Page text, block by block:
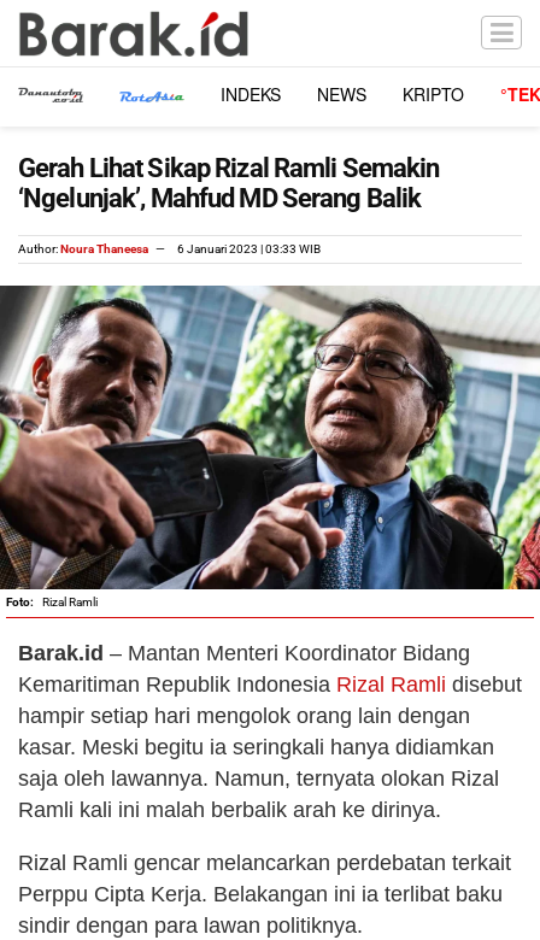
INDEKS NEWS KRIPTO
Gerah Lihat Sikap Rizal Ramli Semakin
‘Ngelunjak’, Mahfud MD Serang Balik
Author:Noura Thaneesa 6 Januari 2023 | 03:33 WIB
Rizal Ramli
Barak.id – Mantan Menteri Koordinator Bidang
Kemaritiman Republik Indonesia Rizal Ramli disebut
hampir setiap hari mengolok orang lain dengan
kasar. Meski begitu ia seringkali hanya didiamkan
saja oleh lawannya. Namun, ternyata olokan Rizal
Ramli kali ini malah berbalik arah ke dirinya.
Rizal Ramli gencar melancarkan perdebatan terkait
Perppu Cipta Kerja. Belakangan ini ia terlibat baku
sindir dengan para lawan politiknya.